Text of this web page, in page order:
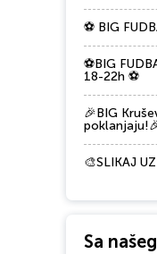
⚽ BIG
⚽BIG
18-22h ⚽
🎉BIG
🎨SLIKAJ
Sa